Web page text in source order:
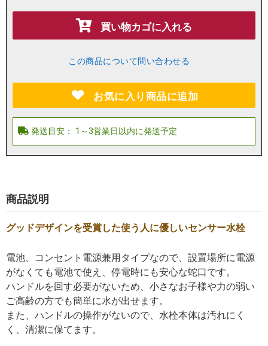
買い物カゴに入れる
この商品について問い合わせる
お気に入り商品に追加
商品説明
グッドデザインを受賞した使う人に優しいセンサー水栓
電池、コンセント電源兼用タイプなので、設置場所に電源
がなくても電池で使え、停電時にも安心な蛇口です。
ハンドルを回す必要がないため、小さなお子様や力の弱い
ご高齢の方でも簡単に水が出せます。
また、ハンドルの操作がないので、水栓本体は汚れにく
く、清潔に保てます。